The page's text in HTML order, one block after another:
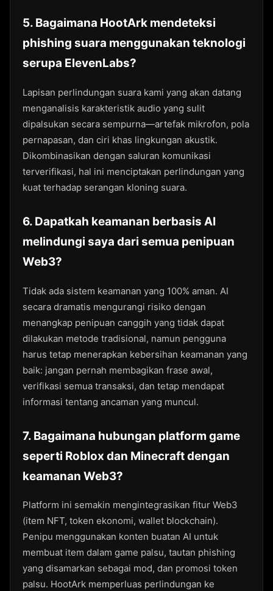
5. Bagaimana HootArk mendeteksi
phishing suara menggunakan teknologi
serupa ElevenLabs?
Lapisan perlindungan suara kami yang akan datang
menganalisis karakteristik audio yang sulit
dipalsukan secara sempurna—artefak mikrofon, pola
pernapasan, dan ciri khas lingkungan akustik.
Dikombinasikan dengan saluran komunikasi
terverifikasi, hal ini menciptakan perlindungan yang
kuat terhadap serangan kloning suara.
6. Dapatkah keamanan berbasis AI
melindungi saya dari semua penipuan
Web3?
Tidak ada sistem keamanan yang 100% aman. AI
secara dramatis mengurangi risiko dengan
menangkap penipuan canggih yang tidak dapat
dilakukan metode tradisional, namun pengguna
harus tetap menerapkan kebersihan keamanan yang
baik: jangan pernah membagikan frase awal,
verifikasi semua transaksi, dan tetap mendapat
informasi tentang ancaman yang muncul.
7. Bagaimana hubungan platform game
seperti Roblox dan Minecraft dengan
keamanan Web3?
Platform ini semakin mengintegrasikan fitur Web3
(item NFT, token ekonomi, wallet blockchain).
Penipu menggunakan konten buatan AI untuk
membuat item dalam game palsu, tautan phishing
yang disamarkan sebagai mod, dan promosi token
palsu. HootArk memperluas perlindungan ke